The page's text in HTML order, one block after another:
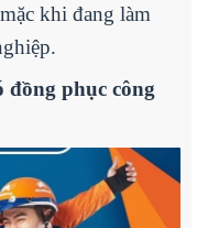
khi đang làm
đồng phục công